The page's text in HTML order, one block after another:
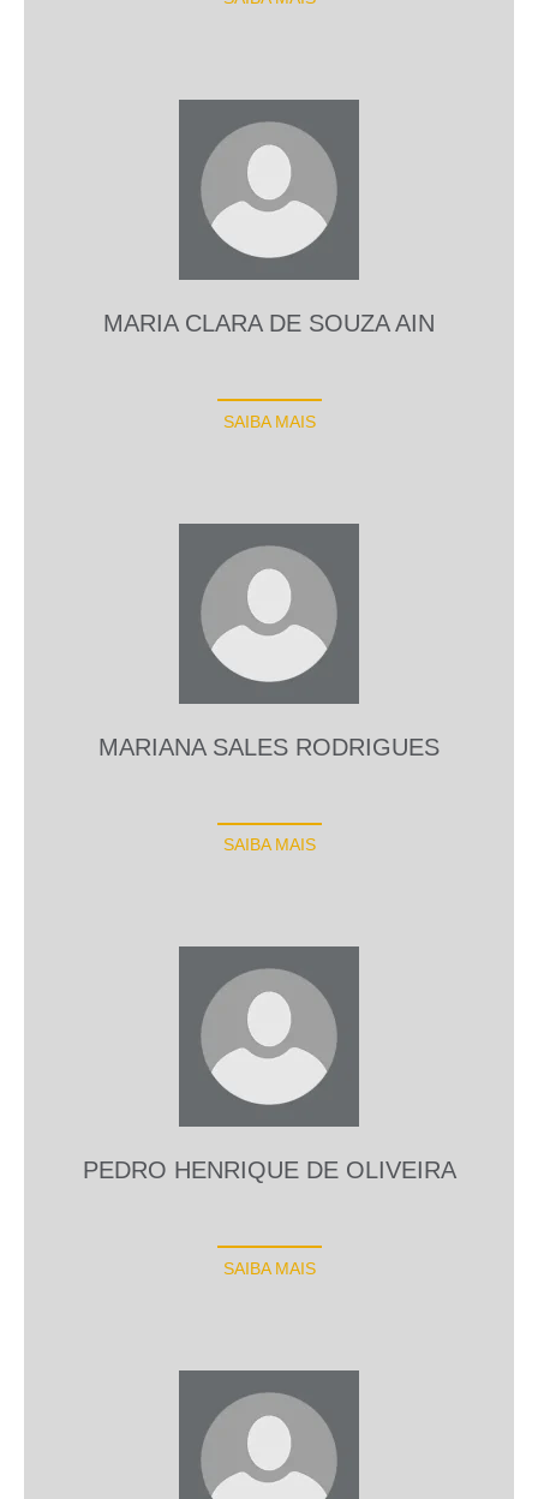
MARIA CLARA DE SOUZA AIN
SAIBA MAIS
MARIANA SALES RODRIGUES
SAIBA MAIS
PEDRO HENRIQUE DE OLIVEIRA
SAIBA MAIS